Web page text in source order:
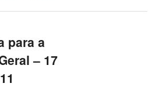
para a
– 17